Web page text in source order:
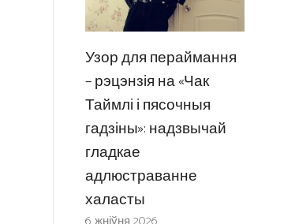
Узор для пераймання
– рэцэнзія на «Чак
Таймлі і пясочныя
гадзіны»: надзвычай
гладкае
адлюстраванне
халасты